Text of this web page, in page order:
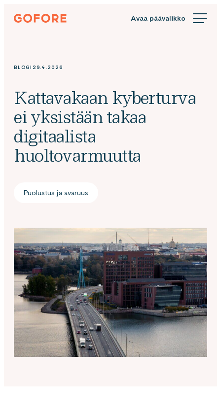
Siirry
suoraan
Gofore
knowledge
BLOGI 29.4.2026
Kattavakaan kyberturva
ei yksistään takaa
digitaalista
huoltovarmuutta
Puolustus ja avaruus